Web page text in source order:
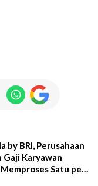
by BRI, Perusahaan
Gaji Karyawan
Satu per